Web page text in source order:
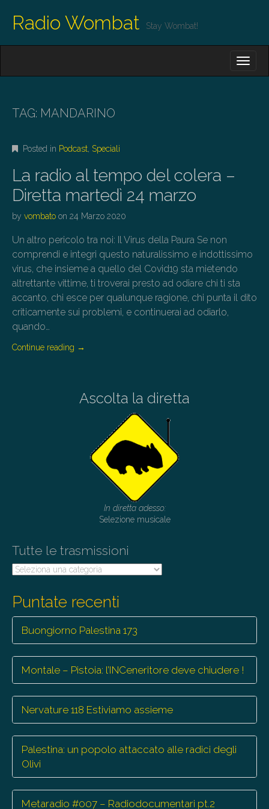
Radio Wombat Stay Wombat!
N
M
N
U
O
C
T
T
TAG: MANDARINO
Posted in Podcast Speciali
La radio al tempo del colera –
Diretta martedì 24 marzo
by vombato on 24 Marzo 2020
Un altro pericolo tra noi: Il Virus della Paura Se non
comprendi e integri questo naturalissimo e indottissimo
virus, che insieme a quello del Covid19 sta mietendo
altrettante vittime, ti troverai presto ad odiare chi ti sta
accanto, chi esce per qualunque ragione, chi punta il dito
criticamente sui problemi, e continuerai ad odiarlo,
quando…
Continue reading →
Ascolta la diretta
In diretta adesso:
Selezione musicale
Tutte le trasmissioni
Tutte
Puntate recenti
Buongiorno Palestina 173
Montale – Pistoia: l’INCeneritore deve chiudere !
Nervature 118 Estiviamo assieme
Palestina: un popolo attaccato alle radici degli
Olivi
Metaradio #007 – Radiodocumentari pt.2